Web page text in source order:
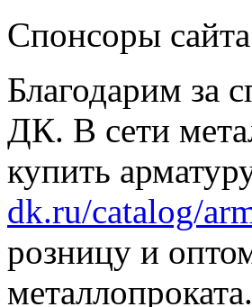
Спонсоры сайта
Благодарим за
ДК. В сети
купить
dk.ru/catalog/
розницу и
металлопроката.